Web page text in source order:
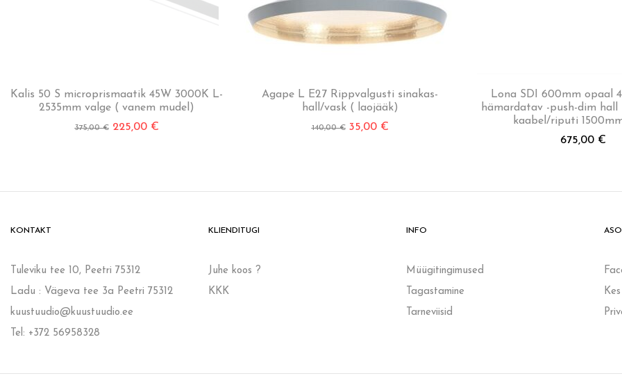
Kalis 50 S microprismaatik 45W 3000K L-
2535mm valge ( vanem mudel)
375,00€ 225,00 €
Agape L E27 Rippvalgusti sinakas-
hall/vask ( laojääk)
140,00€ 35,00 €
Lona SDI 600mm opaal
hämardatav -push-dim hall
kaabel/riputi
675,00 €
KONTAKT
Tuleviku tee 10, Peetri 75312
Ladu : Vägeva tee 3a Peetri 75312
kuustuudio@kuustuudio.ee
Tel: +372 56958328
KLIENDITUGI
Juhe koos ?
KKK
INFO
Müügitingimused
Tagastamine
Tarneviisid